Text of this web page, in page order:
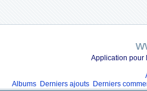
Application pour
Albums Derniers ajouts Derniers